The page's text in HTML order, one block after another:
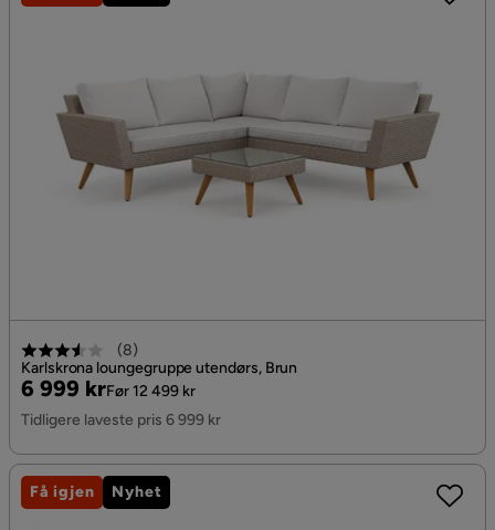
(8)
Karlskrona loungegruppe utendørs, Brun
Pris
6 999 kr
Original
Pris
Før 12 499 kr
Tidligere laveste pris 6 999 kr
Få igjen Nyhet